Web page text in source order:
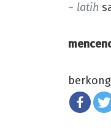
~ latih